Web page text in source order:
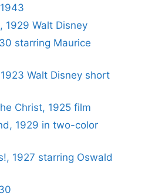
1929 Walt Disney
starring Maurice
Walt Disney short
Christ, 1925 film
1929 in two-color
1927 starring Oswald